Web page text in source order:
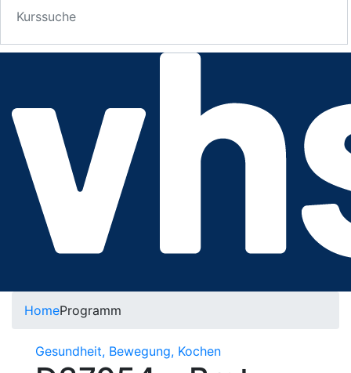
HomeProgramm
Gesundheit, Bewegung, Kochen